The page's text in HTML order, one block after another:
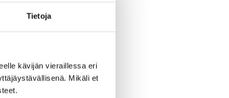
Tietoja
kävijän vieraillessa eri
Mikäli et